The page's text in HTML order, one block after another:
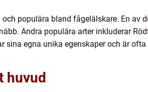
populära bland fågelälskare. En av
Andra populära arter inkluderar
sina egna unika egenskaper och är
huvud